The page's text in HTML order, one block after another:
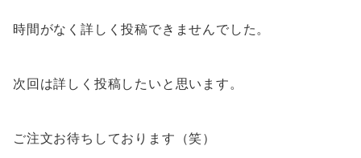
時間がなく詳しく投稿できませんでした。
次回は詳しく投稿したいと思います。
ご注文お待ちしております（笑）